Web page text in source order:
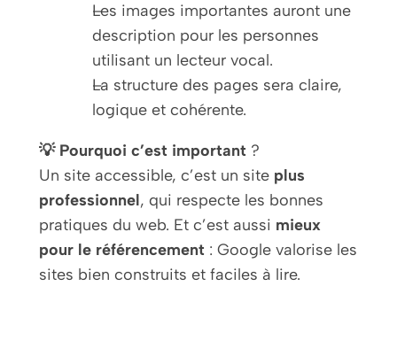
Les images importantes auront une
description pour les personnes
utilisant un lecteur vocal.
La structure des pages sera claire,
logique et cohérente.
💡 Pourquoi c’est important ?
Un site accessible, c’est un site plus
professionnel, qui respecte les bonnes
pratiques du web. Et c’est aussi mieux
pour le référencement : Google valorise les
sites bien construits et faciles à lire.